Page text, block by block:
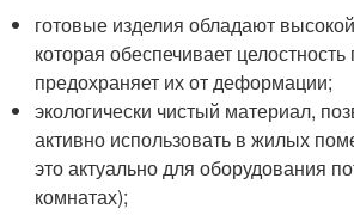
готовые изделия обладают
которая обеспечивает целостность
предохраняет их от деформации;
экологически чистый материал,
активно использовать в жилых
это актуально для оборудования
комнатах);